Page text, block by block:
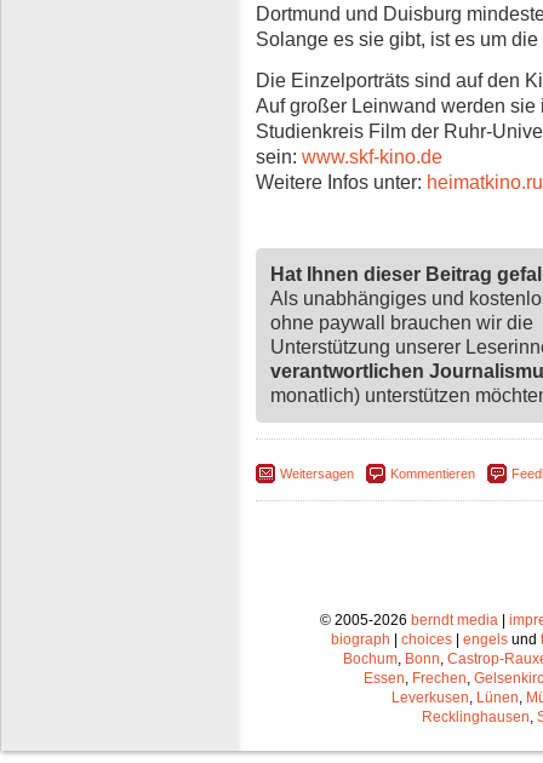
Dortmund und Duisburg
Solange es sie gibt, ist es um
Die Einzelporträts sind auf den
Auf großer Leinwand werden
Studienkreis Film der Ruhr-
sein: www.skf-kino.de
Weitere Infos unter:
Hat Ihnen dieser Beitrag
Als unabhängiges und
ohne paywall brauchen wir die
Unterstützung unserer
verantwortlichen
monatlich) unterstützen
Weitersagen Kommentieren
© 2005-2026 berndt media|
biograph
choices engels und
Bochum, Bonn, Castrop-
Essen, Frechen,
Leverkusen, Lünen,
Recklinghausen,